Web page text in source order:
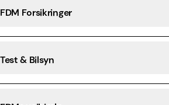
FDM Forsikringer
Test & Bilsyn